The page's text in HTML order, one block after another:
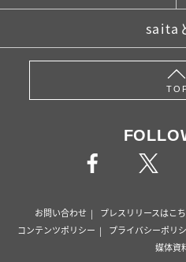
saita
お問い合わせ プレスリリースはこ
コンテンツポリシー
プライバシーポリ
媒体資